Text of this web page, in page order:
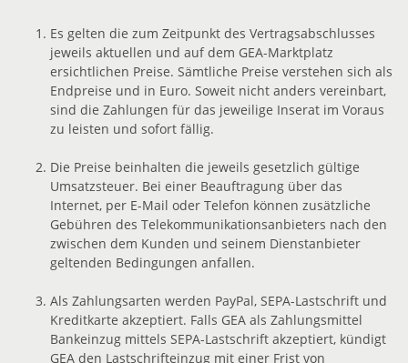
Es gelten die zum Zeitpunkt des Vertragsabschlusses
jeweils aktuellen und auf dem GEA-Marktplatz
ersichtlichen Preise. Sämtliche Preise verstehen sich als
Endpreise und in Euro. Soweit nicht anders vereinbart,
sind die Zahlungen für das jeweilige Inserat im Voraus
zu leisten und sofort fällig.
Die Preise beinhalten die jeweils gesetzlich gültige
Umsatzsteuer. Bei einer Beauftragung über das
Internet, per E-Mail oder Telefon können zusätzliche
Gebühren des Telekommunikationsanbieters nach den
zwischen dem Kunden und seinem Dienstanbieter
geltenden Bedingungen anfallen.
Als Zahlungsarten werden PayPal, SEPA-Lastschrift und
Kreditkarte akzeptiert. Falls GEA als Zahlungsmittel
Bankeinzug mittels SEPA-Lastschrift akzeptiert, kündigt
GEA den Lastschrifteinzug mit einer Frist von